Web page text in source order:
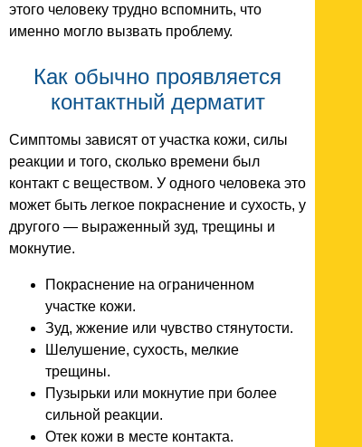
этого человеку трудно вспомнить, что
именно могло вызвать проблему.
Как обычно проявляется
контактный дерматит
Симптомы зависят от участка кожи, силы
реакции и того, сколько времени был
контакт с веществом. У одного человека это
может быть легкое покраснение и сухость, у
другого — выраженный зуд, трещины и
мокнутие.
Покраснение на ограниченном
участке кожи.
Зуд, жжение или чувство стянутости.
Шелушение, сухость, мелкие
трещины.
Пузырьки или мокнутие при более
сильной реакции.
Отек кожи в месте контакта.